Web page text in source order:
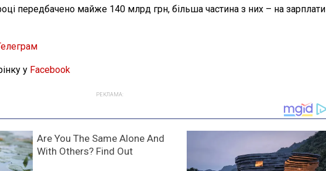
передбачено майже 140 млрд грн, більша частина з них – на зарплати
у Facebook
РЕКЛАМА: